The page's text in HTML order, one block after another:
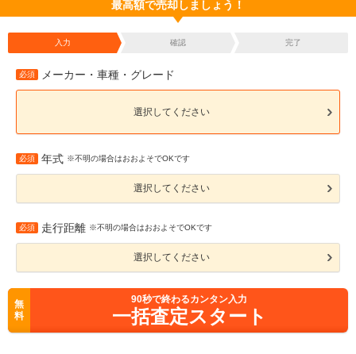
最高額で売却しましょう！
入力 確認 完了
必須 メーカー・車種・グレード
選択してください
必須 年式 ※不明の場合はおおよそでOKです
選択してください
必須 走行距離 ※不明の場合はおおよそでOKです
選択してください
無
料
90秒で終わるカンタン入力
一括査定スタート